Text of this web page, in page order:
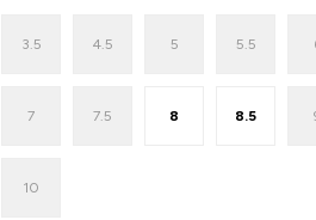
3.5 4.5 5 5.5
7 7.5 8 8.5
10